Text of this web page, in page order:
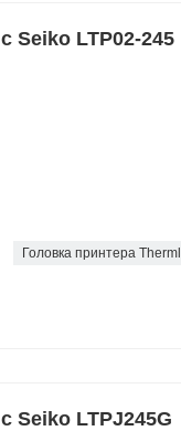
Seiko LTP02-245
Головка принтера Therml
Seiko LTPJ245G